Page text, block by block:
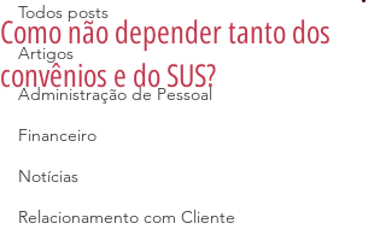
Todos posts
Artigos
Administração de Pessoal
Financeiro
Notícias
Relacionamento com Cliente
Como não depender tanto dos
convênios e do SUS?